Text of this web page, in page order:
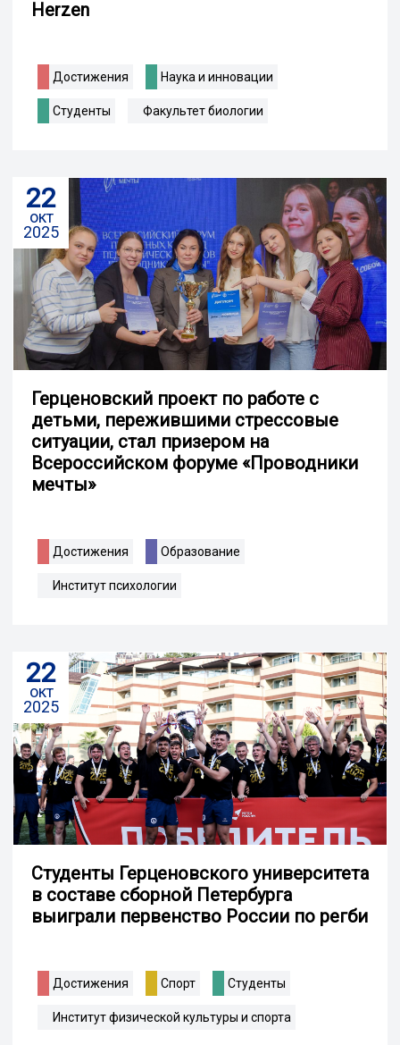
Herzen
Достижения Наука и инновации
Студенты Факультет биологии
22
окт
2025
Герценовский проект по работе с
детьми, пережившими стрессовые
ситуации, стал призером на
Всероссийском форуме «Проводники
мечты»
Достижения Образование
Институт психологии
22
окт
2025
Студенты Герценовского университета
в составе сборной Петербурга
выиграли первенство России по регби
Достижения Спорт Студенты
Институт физической культуры и спорта